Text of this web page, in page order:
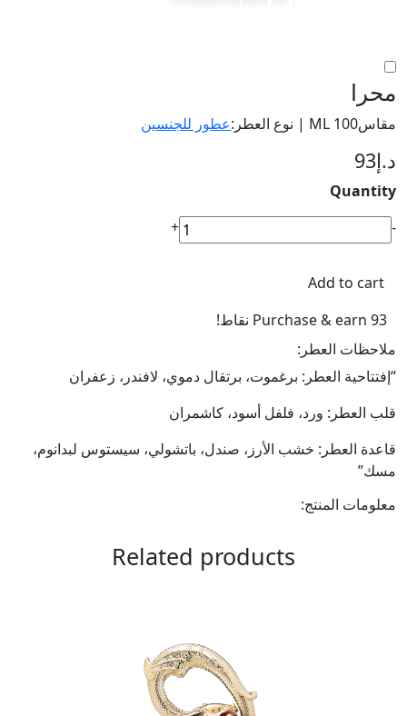
محرا
مقاس100 ML | نوع العطر: عطور للجنسين
د.إ93
Quantity
محرا
quantity
-
+
Add to cart
Purchase & earn 93 نقاط!
ملاحظات العطر:
“إفتتاحية العطر: برغموت، برتقال دموي، لافندر، زعفران
قلب العطر: ورد، فلفل أسود، كاشمران
قاعدة العطر: خشب الأرز، صندل، باتشولي، سيستوس لبدانوم،
مسك”
معلومات المنتج:
Related products